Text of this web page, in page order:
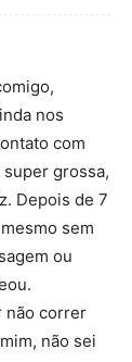
nos
com
grossa,
Depois de 7
sem
ou
não correr
não sei